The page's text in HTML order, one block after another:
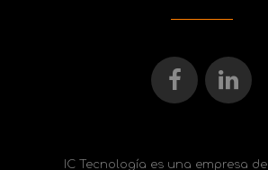
IC Tecnología es una empresa de